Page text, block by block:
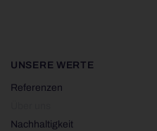
UNSERE WERTE
Referenzen
Nachhaltigkeit